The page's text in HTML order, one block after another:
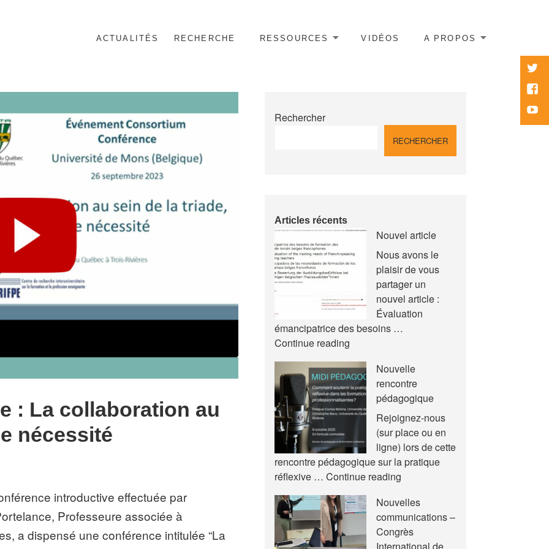
ACTUALITÉS RECHERCHE RESSOURCES VIDÉOS A PROPOS
: La collaboration au
nécessité
introductive effectuée par
Professeure associée à
a dispensé une conférence intitulée “La
Rechercher
RECHERCHER
Articles récents
Nouvel article
Nous avons le
plaisir de vous
partager un
nouvel article :
Évaluation
émancipatrice des besoins …
Continue reading
Nouvelle
rencontre
pédagogique
Rejoignez-nous
(sur place ou en
ligne) lors de cette
rencontre pédagogique sur la pratique
réflexive …Continue reading
pédagogique
Nouvelles
communications –
Congrès